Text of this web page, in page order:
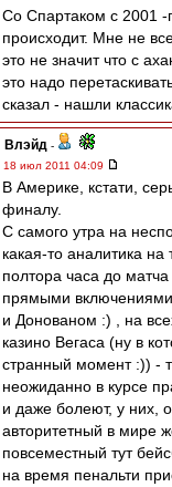
Со Спартаком с 2001 -
происходит. Мне не
это не значит что с
это надо
сказал - нашли
Влэйд -
18 июл 2011 04:09
В Америке, кстати,
финалу.
С самого утра на
какая-то аналитика
полтора часа до
прямыми
и Донованом :) , на
казино Вегаса (ну в
странный момент :)) -
неожиданно в курсе
и даже болеют, у них,
авторитетный в мире
повсеместный тут
на время пенальти